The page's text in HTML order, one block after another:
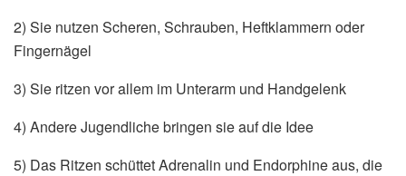
2) Sie nutzen Scheren, Schrauben, Heftklammern oder
Fingernägel
3) Sie ritzen vor allem im Unterarm und Handgelenk
4) Andere Jugendliche bringen sie auf die Idee
5) Das Ritzen schüttet Adrenalin und Endorphine aus, die